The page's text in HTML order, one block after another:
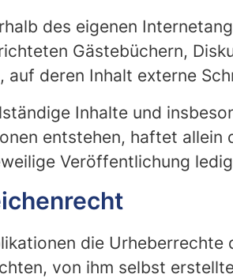
des eigenen
Gästebüchern,
auf deren Inhalt externe
Inhalte und
entstehen, haftet
Veröffentlichung
die
von ihm selbst